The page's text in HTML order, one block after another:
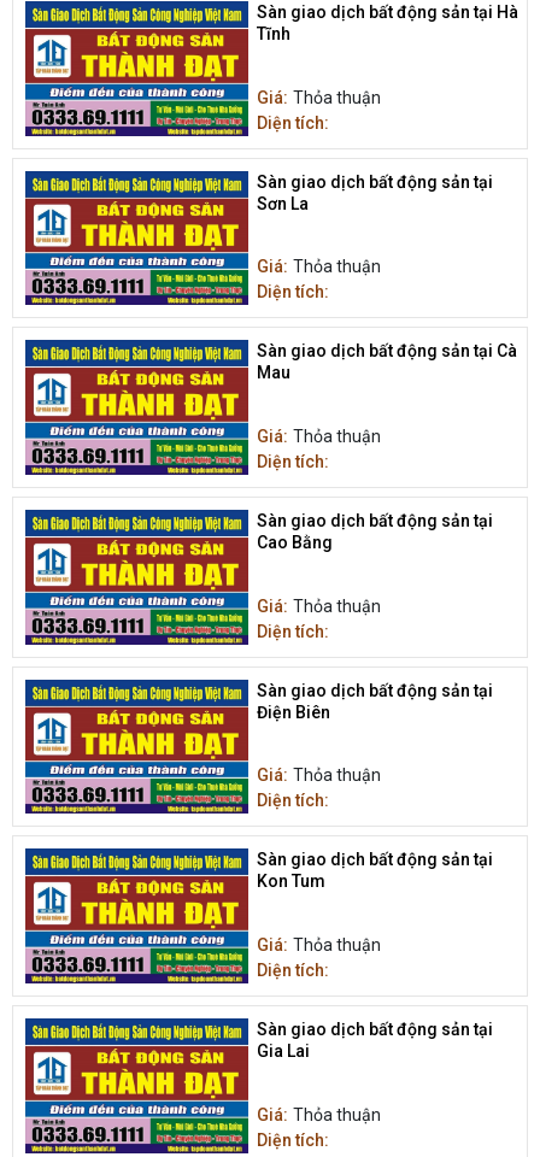
Sàn giao dịch bất động sản tại Hà
Tĩnh
Giá: Thỏa thuận
Diện tích:
Sàn giao dịch bất động sản tại
Sơn La
Giá: Thỏa thuận
Diện tích:
Sàn giao dịch bất động sản tại Cà
Mau
Giá: Thỏa thuận
Diện tích:
Sàn giao dịch bất động sản tại
Cao Bằng
Giá: Thỏa thuận
Diện tích:
Sàn giao dịch bất động sản tại
Điện Biên
Giá: Thỏa thuận
Diện tích:
Sàn giao dịch bất động sản tại
Kon Tum
Giá: Thỏa thuận
Diện tích:
Sàn giao dịch bất động sản tại
Gia Lai
Giá: Thỏa thuận
Diện tích: